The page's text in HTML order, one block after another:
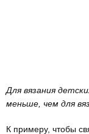
Для вязания
меньше, чем для
К примеру, чтобы